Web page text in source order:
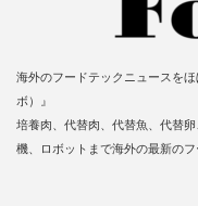
海外のフードテックニュースを
ボ）』
培養肉、代替肉、代替魚、代替
機、ロボットまで海外の最新の